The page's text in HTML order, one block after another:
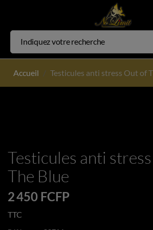
Accueil Testicules anti stress Out of
Testicules anti
The Blue
2 450 FCFP
TTC